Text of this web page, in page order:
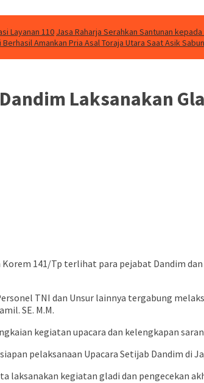
Layanan 110 Jasa Raharja Serahkan Santunan
Berhasil Amankan Pria Asal Toraja Utara Saat Asik
Laksanakan
141/Tp terlihat para pejabat Dandim
TNI dan Unsur lainnya tergabung
SE. M.M.
kegiatan upacara dan kelengkapan
pelaksanaan Upacara Setijab Dandim di
kegiatan gladi dan pengecekan